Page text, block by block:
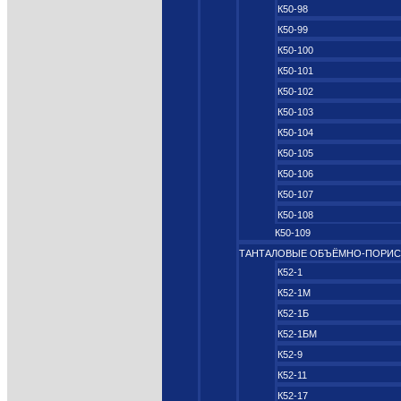
К50-98
К50-99
К50-100
К50-101
К50-102
К50-103
К50-104
К50-105
К50-106
К50-107
К50-108
К50-109
ТАНТАЛОВЫЕ
К52-1
К52-1М
К52-1Б
К52-1БМ
К52-9
К52-11
К52-17